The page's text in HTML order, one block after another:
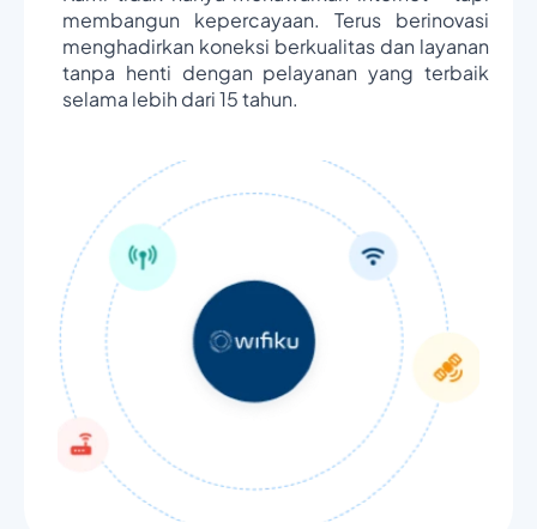
membangun kepercayaan. Terus berinovasi
menghadirkan koneksi berkualitas dan layanan
tanpa henti dengan pelayanan yang terbaik
selama lebih dari 15 tahun.